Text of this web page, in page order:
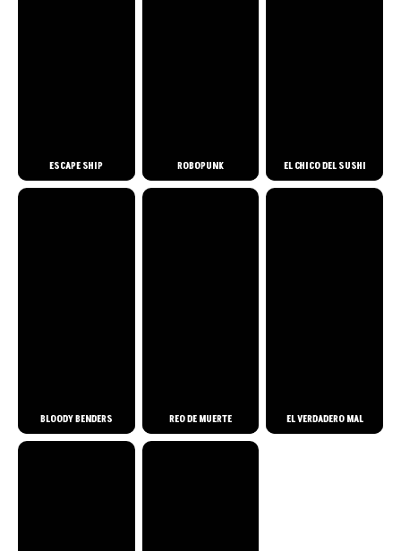
ESCAPE SHIP ROBOPUNK EL CHICO DEL SUSHI
BLOODY BENDERS REO DE MUERTE EL VERDADERO MAL